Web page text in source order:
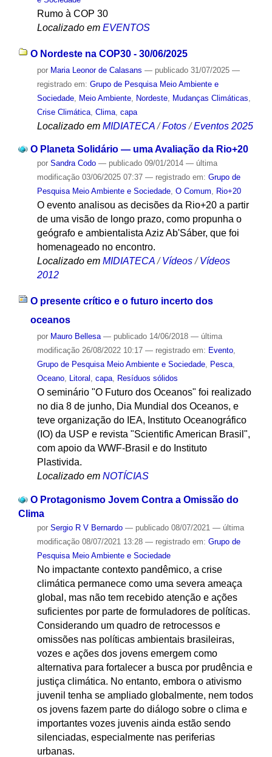
Rumo à COP 30
Localizado em EVENTOS
O Nordeste na COP30 - 30/06/2025
por Maria Leonor de Calasans — publicado31/07/2025 —
registrado em: Grupo de Pesquisa Meio Ambiente e
Sociedade, Meio Ambiente, Nordeste, Mudanças Climáticas
Crise Climática, Clima, capa
Localizado em MIDIATECA /Fotos /Eventos 2025
O Planeta Solidário — uma Avaliação da Rio+20
por Sandra Codo — publicado09/01/2014 — última
modificação03/06/2025 07:37 — registrado em: Grupo de
Pesquisa Meio Ambiente e Sociedade, O Comum, Rio+20
O evento analisou as decisões da Rio+20 a partir
de uma visão de longo prazo, como propunha o
geógrafo e ambientalista Aziz Ab'Sáber, que foi
homenageado no encontro.
Localizado em MIDIATECA / Vídeos / Vídeos
2012
O presente crítico e o futuro incerto dos
oceanos
por Mauro Bellesa — publicado14/06/2018 — última
modificação26/08/2022 10:17 — registrado em: Evento,
Grupo de Pesquisa Meio Ambiente e Sociedade, Pesca,
Oceano, Litoral , capa, Resíduos sólidos
O seminário "O Futuro dos Oceanos" foi realizado
no dia 8 de junho, Dia Mundial dos Oceanos, e
teve organização do IEA, Instituto Oceanográfico
(IO) da USP e revista "Scientific American Brasil",
com apoio da WWF-Brasil e do Instituto
Plastivida.
Localizado em NOTÍCIAS
O Protagonismo Jovem Contra a Omissão do
Clima
por Sergio R V Bernardo — publicado08/07/2021 — última
modificação08/07/2021 13:28 — registrado em: Grupo de
Pesquisa Meio Ambiente e Sociedade
No impactante contexto pandêmico, a crise
climática permanece como uma severa ameaça
global, mas não tem recebido atenção e ações
suficientes por parte de formuladores de políticas.
Considerando um quadro de retrocessos e
omissões nas políticas ambientais brasileiras,
vozes e ações dos jovens emergem como
alternativa para fortalecer a busca por prudência e
justiça climática. No entanto, embora o ativismo
juvenil tenha se ampliado globalmente, nem todos
os jovens fazem parte do diálogo sobre o clima e
importantes vozes juvenis ainda estão sendo
silenciadas, especialmente nas periferias
urbanas.